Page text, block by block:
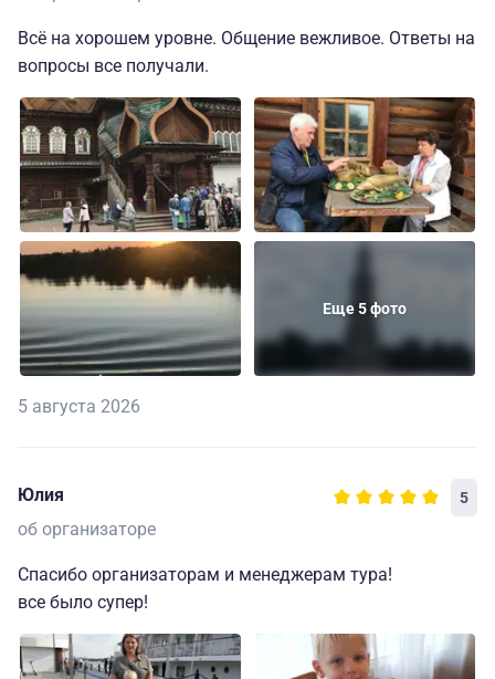
Всё на хорошем уровне. Общение вежливое. Ответы на
вопросы все получали.
Еще 5 фото
5 августа 2026
Юлия 5
об организаторе
Спасибо организаторам и менеджерам тура!
все было супер!